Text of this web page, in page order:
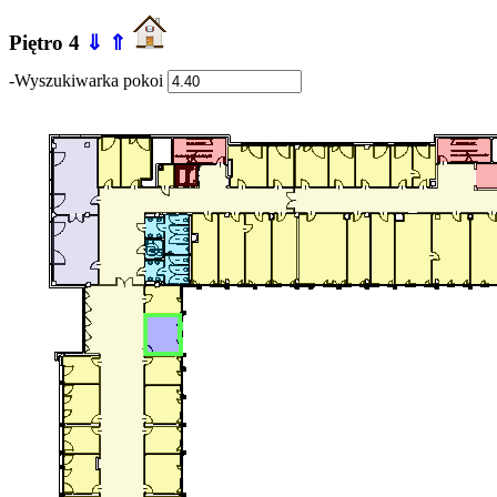
Piętro 4 ⇓ ⇑
-Wyszukiwarka pokoi